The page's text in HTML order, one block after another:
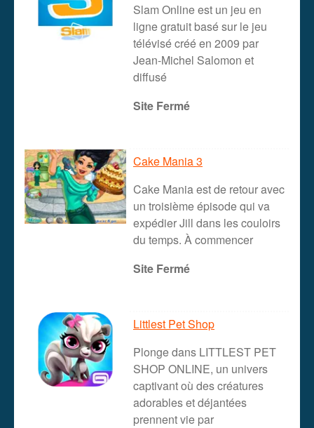
Slam Online est un jeu en
ligne gratuit basé sur le jeu
télévisé créé en 2009 par
Jean-Michel Salomon et
diffusé
Site Fermé
Cake Mania 3
Cake Mania est de retour avec
un troisième épisode qui va
expédier Jill dans les couloirs
du temps. À commencer
Site Fermé
Littlest Pet Shop
Plonge dans LITTLEST PET
SHOP ONLINE, un univers
captivant où des créatures
adorables et déjantées
prennent vie par